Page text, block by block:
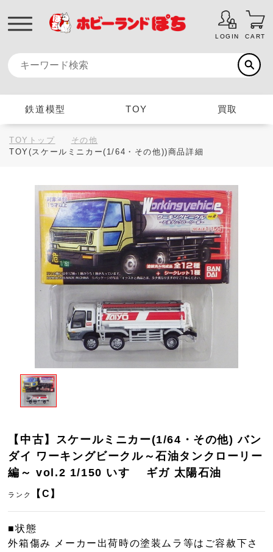
LOGIN CART
鉄道模型 TOY 買取
TOYトップ
その他
TOY(スケールミニカー(1/64・その他))商品詳細
【中古】スケールミニカー(1/64・その他) バン
ダイ ワーキングビークル～石油タンクローリー
編～ vol.2 1/150 いすゞ ギガ 太陽石油
ランク 【C】
■状態
外箱傷み メーカー出荷時の塗装ムラ等はご容赦下さ